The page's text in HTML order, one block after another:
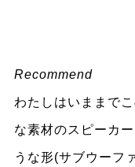
Recommend
わたしはいままで
な素材のスピーカ
うな形(サブウーフ